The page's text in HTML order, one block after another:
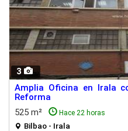
3
Amplia Oficina en Irala
Reforma
525 m²
Hace 22 horas
Bilbao - Irala